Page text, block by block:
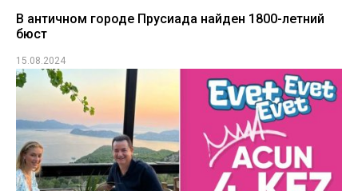
В античном городе Прусиада найден 1800-летний
бюст
15.08.2024